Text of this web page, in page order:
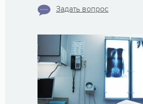
Задать вопрос